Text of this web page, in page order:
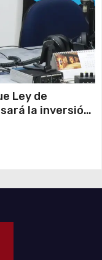
Ley de
la inversión